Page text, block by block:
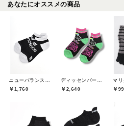
あなたにオススメの商品
￥1,760
￥2,640
￥